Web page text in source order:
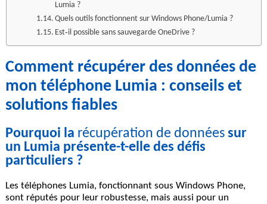
Lumia ?
Quels outils fonctionnent sur Windows Phone/Lumia ?
Est‑il possible sans sauvegarde OneDrive ?
Comment récupérer des données de
mon téléphone Lumia : conseils et
solutions fiables
Pourquoi la récupération de données sur
un Lumia présente-t-elle des défis
particuliers ?
Les téléphones Lumia, fonctionnant sous Windows Phone,
sont réputés pour leur robustesse, mais aussi pour un